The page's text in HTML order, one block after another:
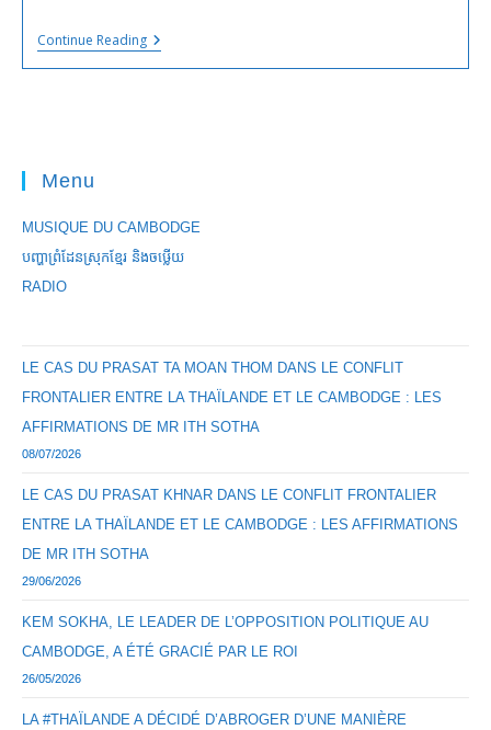
Continue Reading#cambodge
:
La
Elle
Est
Nécessaire
Menu
MUSIQUE DU CAMBODGE
បញ្ហាព្រំដែនស្រុកខ្មែរ និងចឞ្លើយ
RADIO
LE CAS DU PRASAT TA MOAN THOM DANS LE CONFLIT
FRONTALIER ENTRE LA THAÏLANDE ET LE CAMBODGE : LES
AFFIRMATIONS DE MR ITH SOTHA
08/07/2026
LE CAS DU PRASAT KHNAR DANS LE CONFLIT FRONTALIER
ENTRE LA THAÏLANDE ET LE CAMBODGE : LES AFFIRMATIONS
DE MR ITH SOTHA
29/06/2026
KEM SOKHA, LE LEADER DE L’OPPOSITION POLITIQUE AU
CAMBODGE, A ÉTÉ GRACIÉ PAR LE ROI
26/05/2026
LA #THAÏLANDE A DÉCIDÉ D’ABROGER D’UNE MANIÈRE